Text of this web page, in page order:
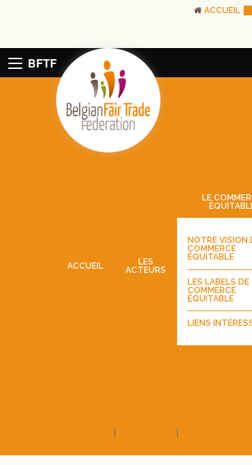
ACCUEIL
BFTF
ACCUEIL
LES
ACTEURS
LE
NOTRE VISION
COMMERCE
ÉQUITABLE
LES LABELS DE
COMMERCE
ÉQUITABLE
LIENS